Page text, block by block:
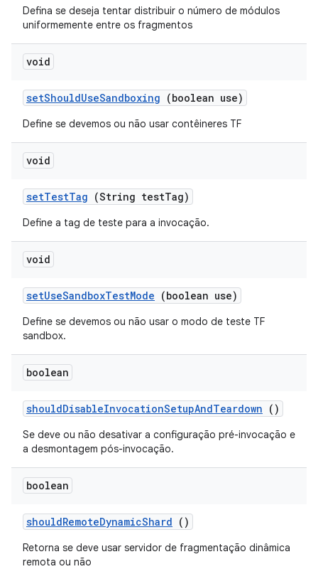
Defina se deseja tentar distribuir o número de módulos
uniformemente entre os fragmentos
void
setShouldUseSandboxing (boolean use)
Define se devemos ou não usar contêineres TF
void
setTestTag (String testTag)
Define a tag de teste para a invocação.
void
setUseSandboxTestMode (boolean use)
Define se devemos ou não usar o modo de teste TF
sandbox.
boolean
shouldDisableInvocationSetupAndTeardown ()
Se deve ou não desativar a configuração pré-invocação e
a desmontagem pós-invocação.
boolean
shouldRemoteDynamicShard ()
Retorna se deve usar servidor de fragmentação dinâmica
remota ou não